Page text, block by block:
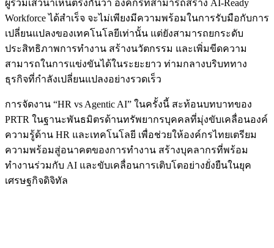
ผู้ร่วมเสวนาเห็นตรงกันว่า องค์กรที่สามารถสร้าง AI-Ready
Workforce ได้สำเร็จ จะไม่เพียงมีความพร้อมในการรับมือกับการ
เปลี่ยนแปลงของเทคโนโลยีเท่านั้น แต่ยังสามารถยกระดับ
ประสิทธิภาพการทำงาน สร้างนวัตกรรม และเพิ่มขีดความ
สามารถในการแข่งขันได้ในระยะยาว ท่ามกลางบริบททาง
ธุรกิจที่กำลังเปลี่ยนแปลงอย่างรวดเร็ว
การจัดงาน “HR vs Agentic AI” ในครั้งนี้ สะท้อนบทบาทของ
PRTR ในฐานะพันธมิตรด้านทรัพยากรบุคคลที่มุ่งขับเคลื่อนองค์
ความรู้ด้าน HR และเทคโนโลยี เพื่อช่วยให้องค์กรไทยเตรียม
ความพร้อมสู่อนาคตของการทำงาน สร้างบุคลากรที่พร้อม
ทำงานร่วมกับ AI และขับเคลื่อนการเติบโตอย่างยั่งยืนในยุค
เศรษฐกิจดิจิทัล